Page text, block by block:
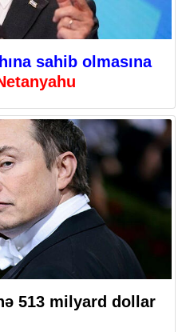
sahib olmasına
513 milyard dollar